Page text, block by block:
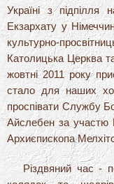
Україні з підпілля
Екзархату у
культурно-
Католицька Церква
жовтні 2011 року
стало для наших
проспівати Службу
Айслебен за участю
Архиєпископа
Різдвяний час -